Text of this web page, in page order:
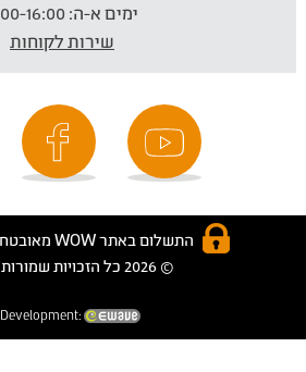
ימים א-ה:
שירות לקוחות
התשלום באתר WOW מאובטח בטכנולוגית SSL
© 2026 כל הזכויות שמורות
Development: